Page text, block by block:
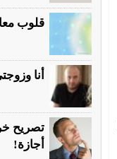
قلوب
أنا
تصريح
أجازة!